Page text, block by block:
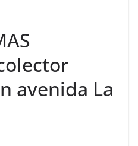
avenida La